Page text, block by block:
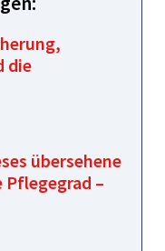
die
übersehene
–